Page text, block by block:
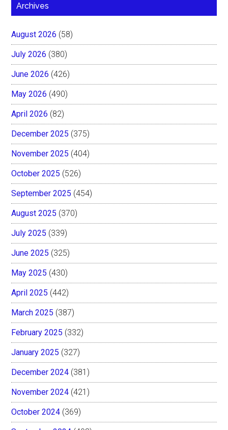
Archives
August 2026 (58)
July 2026 (380)
June 2026 (426)
May 2026 (490)
April 2026 (82)
December 2025 (375)
November 2025 (404)
October 2025 (526)
September 2025 (454)
August 2025 (370)
July 2025 (339)
June 2025 (325)
May 2025 (430)
April 2025 (442)
March 2025 (387)
February 2025 (332)
January 2025 (327)
December 2024 (381)
November 2024 (421)
October 2024 (369)